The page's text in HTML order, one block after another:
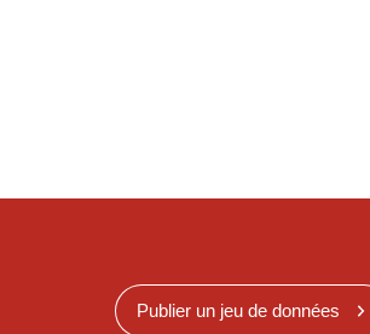
Publier un jeu de données